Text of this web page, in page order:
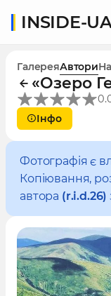
INSIDE-
ГалереяАвтори
«Озеро
Інфо
Фотографія є
Копіювання,
автора (r.i.d.26)